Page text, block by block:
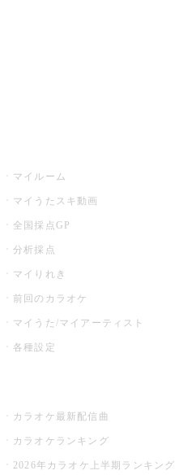
マイルーム
マイうたスキ動画
全国採点GP
分析採点
マイりれき
前回のカラオケ
マイうた/マイアーティスト
各種設定
カラオケ最新配信曲
カラオケランキング
2026年カラオケ上半期ランキング